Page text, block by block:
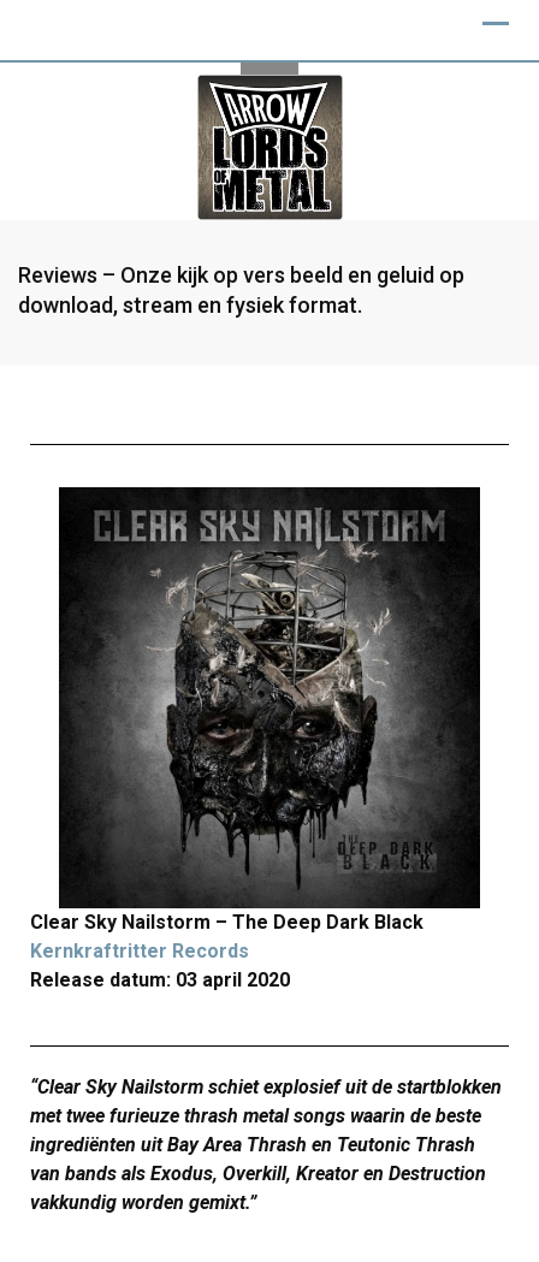
Reviews – Onze kijk op vers beeld en geluid op
download, stream en fysiek format.
Clear Sky Nailstorm – The Deep Dark Black
Kernkraftritter Records
Release datum: 03 april 2020
“Clear Sky Nailstorm schiet explosief uit de startblokken
met twee furieuze thrash metal songs waarin de beste
ingrediënten uit Bay Area Thrash en Teutonic Thrash
van bands als Exodus, Overkill, Kreator en Destruction
vakkundig worden gemixt.”